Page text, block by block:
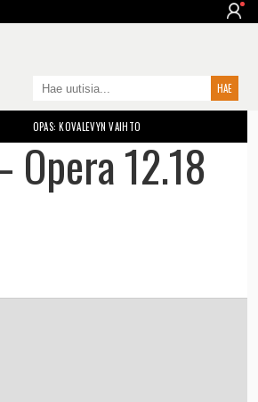
OPAS: KOVALEVYN VAIHTO
12.18